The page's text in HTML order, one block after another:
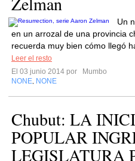
Un
en un arrozal de una provincia
recuerda muy bien cómo llegó
Leer el resto
El 03 junio 2014 por
Mumbo
NONE NONE
Chubut: LA
POPULAR
LEGISLATURA